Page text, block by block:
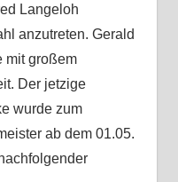
Langeloh
anzutreten. Gerald
mit großem
Der jetzige
wurde zum
ab dem 01.05.